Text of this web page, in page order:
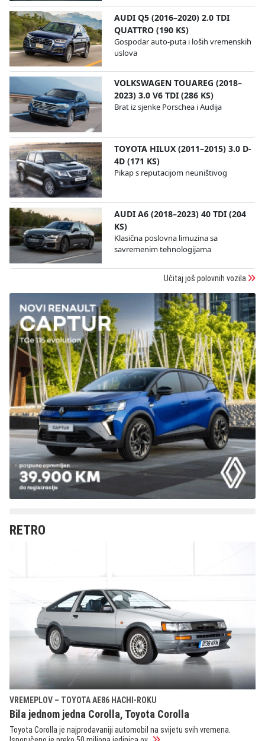
AUDI Q5 (2016–2020) 2.0 TDI
QUATTRO (190 KS)
Gospodar auto-puta i loših vremenskih
uslova
VOLKSWAGEN TOUAREG (2018–
2023) 3.0 V6 TDI (286 KS)
Brat iz sjenke Porschea i Audija
TOYOTA HILUX (2011–2015) 3.0 D-
4D (171 KS)
Pikap s reputacijom neuništivog
AUDI A6 (2018–2023) 40 TDI (204
KS)
Klasična poslovna limuzina sa
savremenim tehnologijama
Učitaj još polovnih vozila
RETRO
VREMEPLOV – TOYOTA AE86 HACHI-ROKU
Bila jednom jedna Corolla, Toyota Corolla
Toyota Corolla je najprodavaniji automobil na svijetu svih vremena.